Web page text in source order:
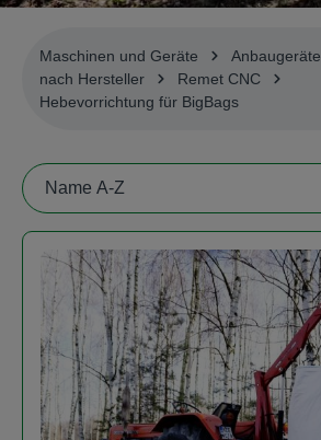
Maschinen und Geräte
Anbaugeräte
nach Hersteller
Remet CNC
Hebevorrichtung für BigBags